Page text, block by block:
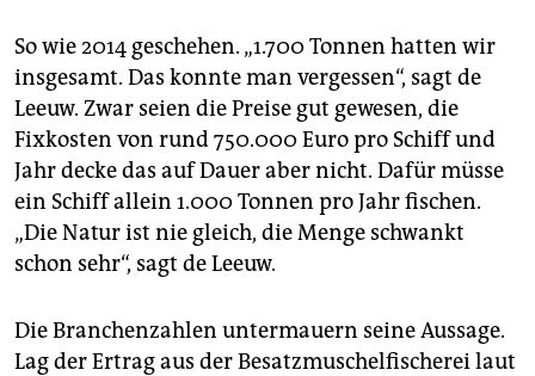
So wie 2014 geschehen. „1.700 Tonnen hatten wir
insgesamt. Das konnte man vergessen“, sagt de
Leeuw. Zwar seien die Preise gut gewesen, die
Fixkosten von rund 750.000 Euro pro Schiff und
Jahr decke das auf Dauer aber nicht. Dafür müsse
ein Schiff allein 1.000 Tonnen pro Jahr fischen.
„Die Natur ist nie gleich, die Menge schwankt
schon sehr“, sagt de Leeuw.
Die Branchenzahlen untermauern seine Aussage.
Lag der Ertrag aus der Besatzmuschelfischerei laut